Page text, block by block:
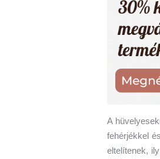
A
fehérjékkel
eltelítenek,